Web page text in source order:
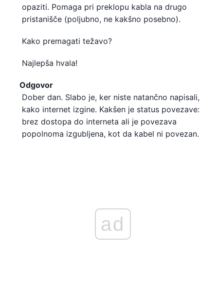
opaziti. Pomaga pri preklopu kabla na drugo
pristanišče (poljubno, ne kakšno posebno).
Kako premagati težavo?
Najlepša hvala!
Odgovor
Dober dan. Slabo je, ker niste natančno napisali,
kako internet izgine. Kakšen je status povezave:
brez dostopa do interneta ali je povezava
popolnoma izgubljena, kot da kabel ni povezan.
ad